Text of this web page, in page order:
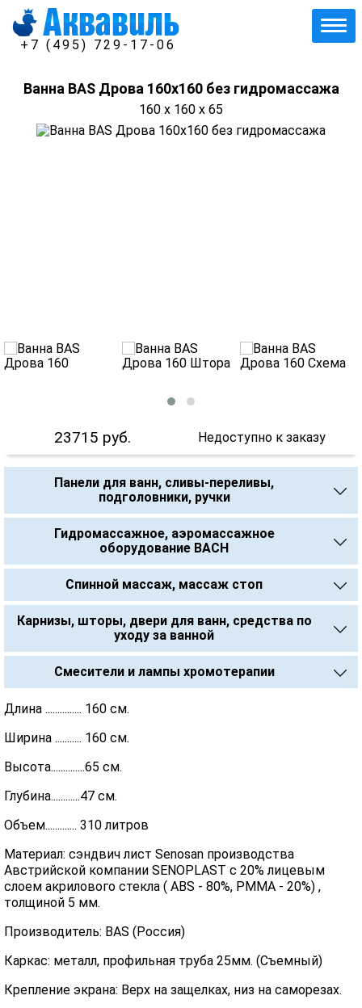
+7 (495) 729-17-06
Ванна BAS Дрова 160х160 без гидромассажа
160 x 160 x 65
23715 руб. Недоступно к заказу
Панели для ванн, сливы-переливы,
подголовники, ручки
Гидромассажное, аэромассажное
оборудование BACH
Спинной массаж, массаж стоп
Карнизы, шторы, двери для ванн, средства по
уходу за ванной
Смесители и лампы хромотерапии
Длина ............... 160 см.
Ширина ........... 160 см.
Высота..............65 см.
Глубина............47 см.
Объем............. 310 литров
Материал: сэндвич лист Senosan производства
Австрийской компании SENOPLAST c 20% лицевым
слоем акрилового стекла ( ABS - 80%, PMMA - 20%) ,
толщиной 5 мм.
Производитель: BAS (Россия)
Каркас: металл, профильная труба 25мм. (Съемный)
Крепление экрана: Верх на защелках, низ на саморезах.